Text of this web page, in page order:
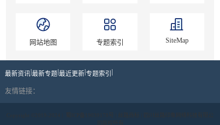
网站地图 专题索引 SiteMap
最新资讯 最新专题 最近更新 专题索引
友情链接：